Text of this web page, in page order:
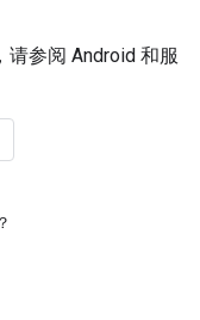
参阅 Android 和服